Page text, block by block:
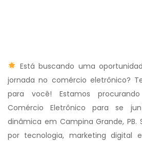
Está buscando uma
jornada no comércio eletrônico?
para você! Estamos
Comércio Eletrônico para se
dinâmica em Campina Grande, PB.
por tecnologia, marketing digital